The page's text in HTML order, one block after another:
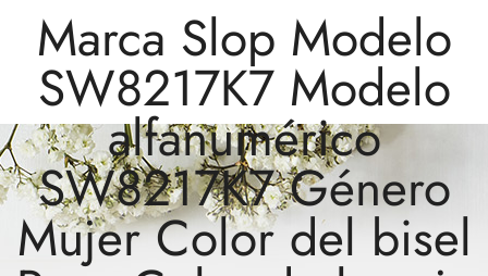
Marca Slop Modelo
SW8217K7 Modelo
alfanumérico
SW8217K7 Género
Mujer Color del bisel